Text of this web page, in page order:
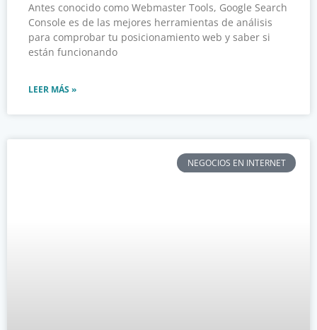
Antes conocido como Webmaster Tools, Google Search
Console es de las mejores herramientas de análisis
para comprobar tu posicionamiento web y saber si
están funcionando
LEER MÁS »
NEGOCIOS EN INTERNET